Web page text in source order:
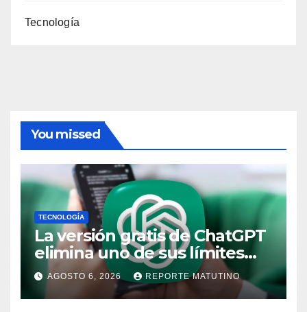
Tecnología
You missed
TECNOLOGÍA
La versión gratis de ChatGPT
elimina uno de sus límites
más pedidos y ahora es más
útil
AGOSTO 6, 2026 REPORTE MATUTINO